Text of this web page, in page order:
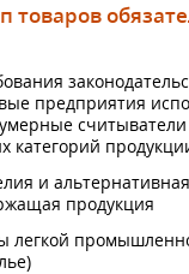
товаров
предприятия
категорий
и альтернативная
продукция
легкой